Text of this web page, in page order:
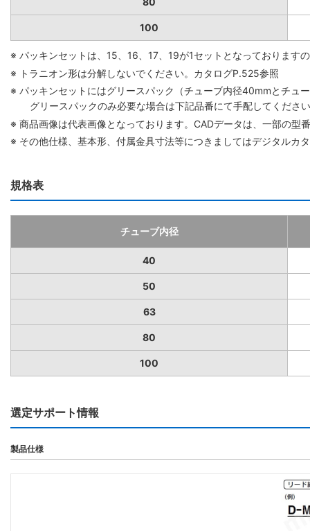
100
※ パッキンセットは、15、16、17、19が1セットとなっております
※ トラニオン形は分解しないでください。カタログP.525参照
※ パッキンセットにはグリースパック（チューブ内径40mmとチ
グリースパックのみ必要な場合は下記品番にて手配してくだ
※ 商品画像は代表画像となっております。CADデータは、一部の型
※ その他仕様、基本形、付属金具寸法等につきましてはデジタルカ
規格表
チューブ内径
40
50
63
80
100
選定サポート情報
製品仕様